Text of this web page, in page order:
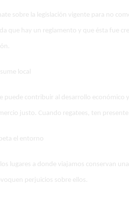
sobre la legislación vigente para no
que hay un reglamento y que ésta fue
local
puede contribuir al desarrollo económico
justo. Cuando regatees, ten
el entorno
lugares a donde viajamos conservan
perjuicios sobre ellos.